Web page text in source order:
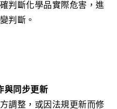
判斷化學品實際危害，進
判斷。
與同步更新
調整，或因法規更新而修